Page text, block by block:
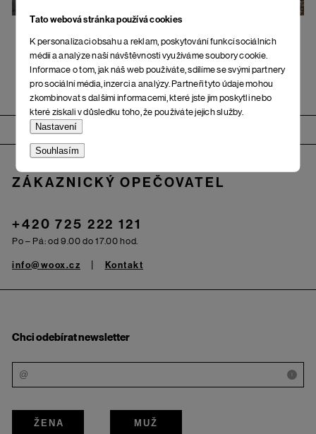
Tato webová stránka používá cookies
K personalizaci obsahu a reklam, poskytování funkcí sociálních
médií a analýze naší návštěvnosti využíváme soubory cookie.
Informace o tom, jak náš web používáte, sdílíme se svými partnery
pro sociální média, inzerci a analýzy. Partneři tyto údaje mohou
zkombinovat s dalšími informacemi, které jste jim poskytli nebo
které získali v důsledku toho, že používáte jejich služby.
Nastavení
Souhlasím
Zápatí
ZÁKAZNICKÝ OPEČOVATEL
+420 725 222 121
Po – Pá: od 9.00 do 17.00 hod.
info@woox.cz Kontakt
Chci odebírat newsletter
i
ŽENA MUŽ